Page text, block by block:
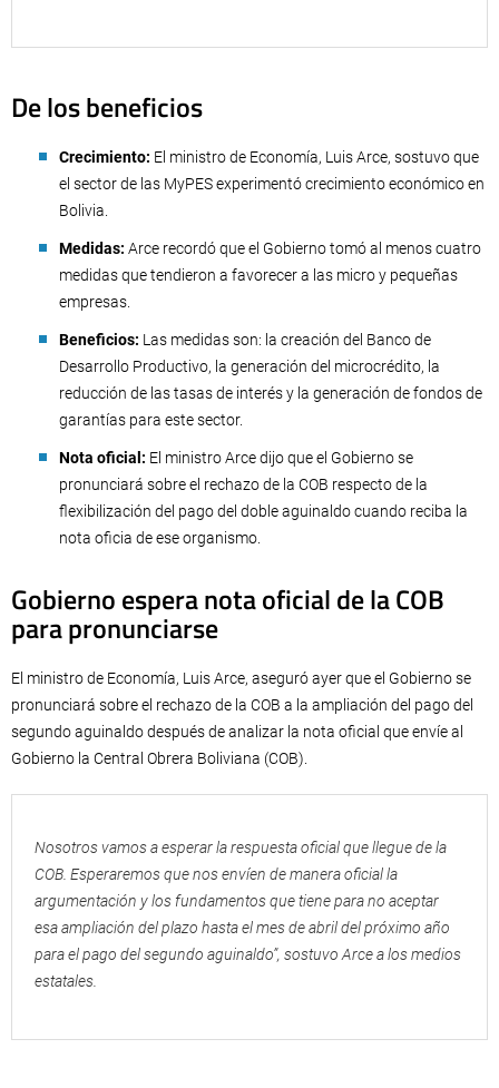
De los beneficios
Crecimiento: El ministro de Economía, Luis Arce, sostuvo que
el sector de las MyPES experimentó crecimiento económico en
Bolivia.
Medidas: Arce recordó que el Gobierno tomó al menos cuatro
medidas que tendieron a favorecer a las micro y pequeñas
empresas.
Beneficios: Las medidas son: la creación del Banco de
Desarrollo Productivo, la generación del microcrédito, la
reducción de las tasas de interés y la generación de fondos de
garantías para este sector.
Nota oficial: El ministro Arce dijo que el Gobierno se
pronunciará sobre el rechazo de la COB respecto de la
flexibilización del pago del doble aguinaldo cuando reciba la
nota oficia de ese organismo.
Gobierno espera nota oficial de la COB
para pronunciarse
El ministro de Economía, Luis Arce, aseguró ayer que el Gobierno se
pronunciará sobre el rechazo de la COB a la ampliación del pago del
segundo aguinaldo después de analizar la nota oficial que envíe al
Gobierno la Central Obrera Boliviana (COB).
Nosotros vamos a esperar la respuesta oficial que llegue de la
COB. Esperaremos que nos envíen de manera oficial la
argumentación y los fundamentos que tiene para no aceptar
esa ampliación del plazo hasta el mes de abril del próximo año
para el pago del segundo aguinaldo”, sostuvo Arce a los medios
estatales.